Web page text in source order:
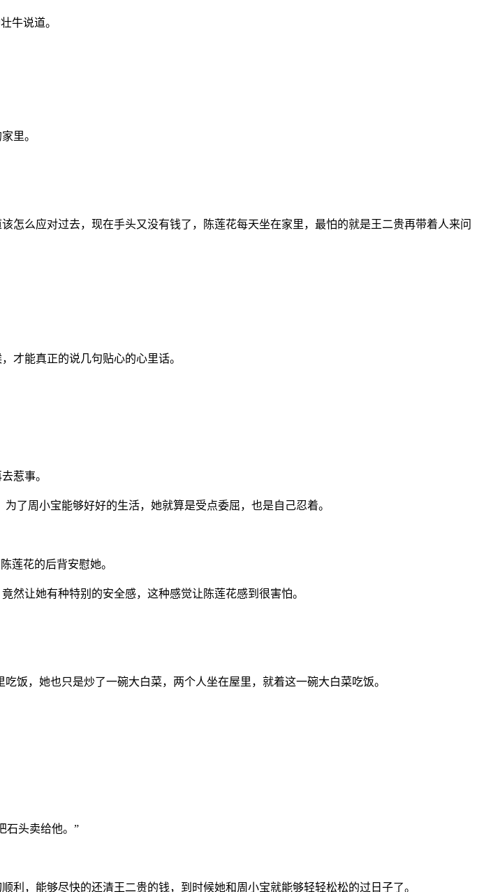
牛说道。
里。
么应对过去，现在手头又没有钱了，陈莲花每天坐在家里，最怕的就是王二贵再带着人来问
才能真正的说几句贴心的心里话。
惹事。
了周小宝能够好好的生活，她就算是受点委屈，也是自己忍着。
莲花的后背安慰她。
让她有种特别的安全感，这种感觉让陈莲花感到很害怕。
饭，她也只是炒了一碗大白菜，两个人坐在屋里，就着这一碗大白菜吃饭。
石头卖给他。”
，能够尽快的还清王二贵的钱，到时候她和周小宝就能够轻轻松松的过日子了。